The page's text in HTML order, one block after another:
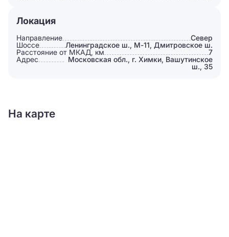
Локация
Направление
Север
Шоссе
Ленинградское ш., М-11, Дмитровское ш.
Расстояние от МКАД, км
7
Адрес
Московская обл., г. Химки, Вашутинское
ш., 35
На карте